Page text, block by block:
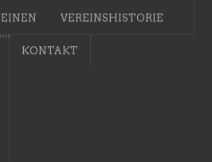
VEREINSHISTORIE
KONTAKT